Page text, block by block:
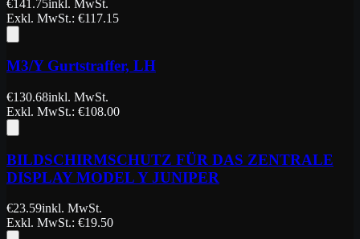
€141.75inkl. MwSt.
Exkl. MwSt.: €117.15
M3/Y Gurtstraffer, LH
€130.68inkl. MwSt.
Exkl. MwSt.: €108.00
BILDSCHIRMSCHUTZ FÜR DAS ZENTRALE
DISPLAY MODEL Y JUNIPER
€23.59inkl. MwSt.
Exkl. MwSt.: €19.50